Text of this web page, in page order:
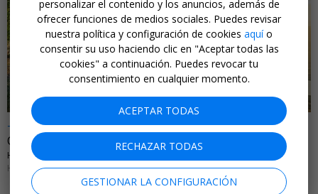
←
-25%
Oasis de relax frente a lago en el Prepirineo catalán
HOTEL TERRADETS • CATALUÑA
HASTA EL 31 DE AGOSTO DE 2026
personalizar el contenido y los anuncios, además de
ofrecer funciones de medios sociales. Puedes revisar
nuestra política y configuración de cookies aquío
consentir su uso haciendo clic en "Aceptar todas las
cookies" a continuación. Puedes revocar tu
consentimiento en cualquier momento.
ACEPTAR TODAS
RECHAZAR TODAS
GESTIONAR LA CONFIGURACIÓN